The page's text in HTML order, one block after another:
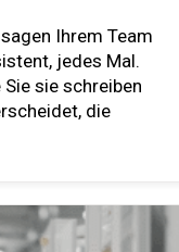
Ihrem Team
jedes Mal.
Sie sie schreiben
die